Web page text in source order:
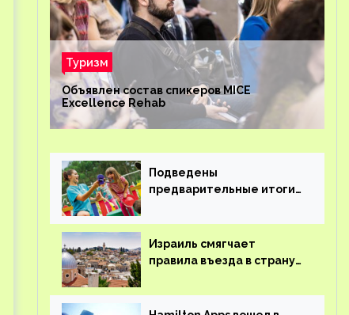
Туризм
Объявлен состав спикеров MICE
Excellence Rehab
Подведены
предварительные итоги
Израиль смягчает
правила въезда в страну